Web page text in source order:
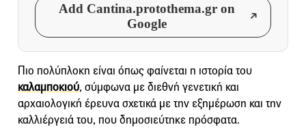
Add Cantina.protothema.gr on
Google
Πιο πολύπλοκη είναι όπως φαίνεται η ιστορία του
καλαμποκιού, σύμφωνα με διεθνή γενετική και
αρχαιολογική έρευνα σχετικά με την εξημέρωση και την
καλλιέργειά του, που δημοσιεύτηκε πρόσφατα.